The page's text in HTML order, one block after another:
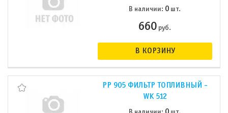
В наличии: 0 шт.
660 руб.
В КОРЗИНУ
PP 905 ФИЛЬТР ТОПЛИВНЫЙ -
WK 512